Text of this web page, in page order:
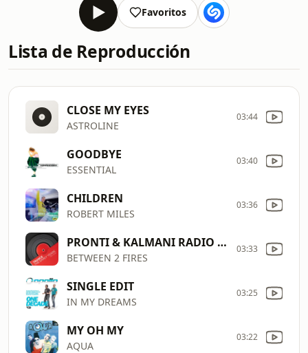
Favoritos
Lista de Reproducción
CLOSE MY EYES
ASTROLINE
03:44
GOODBYE
ESSENTIAL
03:40
CHILDREN
ROBERT MILES
03:36
PRONTI & KALMANI RADIO EDIT
BETWEEN 2 FIRES
03:33
SINGLE EDIT
IN MY DREAMS
03:25
MY OH MY
AQUA
03:22